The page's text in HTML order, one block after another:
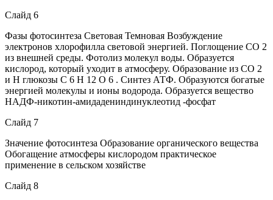
Слайд 6
Фазы фотосинтеза Световая Темновая Возбуждение
электронов хлорофилла световой энергией. Поглощение CO 2
из внешней среды. Фотолиз молекул воды. Образуется
кислород, который уходит в атмосферу. Образование из CO 2
и H глюкозы C 6 H 12 O 6 . Синтез АТФ. Образуются богатые
энергией молекулы и ионы водорода. Образуется вещество
НАДФ-никотин-амидадениндинуклеотид -фосфат
Слайд 7
Значение фотосинтеза Образование органического вещества
Обогащение атмосферы кислородом практическое
применение в сельском хозяйстве
Слайд 8